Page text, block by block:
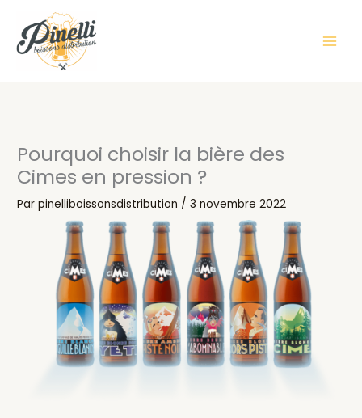
contenu
Pourquoi choisir la bière des
Cimes en pression ?
Parpinelliboissonsdistribution /3 novembre 2022